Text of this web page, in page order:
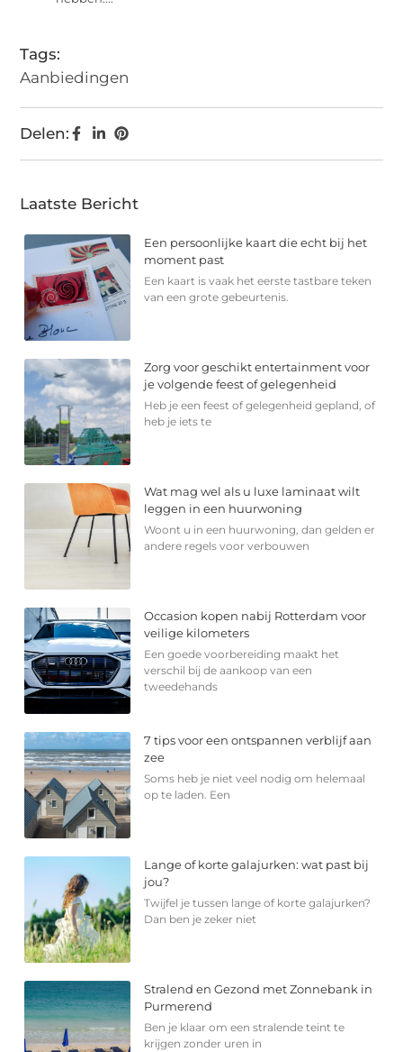
Tags:
Aanbiedingen
Delen:
Laatste Bericht
Een persoonlijke kaart die echt bij het
moment past
Een kaart is vaak het eerste tastbare teken
van een grote gebeurtenis.
Zorg voor geschikt entertainment voor
je volgende feest of gelegenheid
Heb je een feest of gelegenheid gepland, of
heb je iets te
Wat mag wel als u luxe laminaat wilt
leggen in een huurwoning
Woont u in een huurwoning, dan gelden er
andere regels voor verbouwen
Occasion kopen nabij Rotterdam voor
veilige kilometers
Een goede voorbereiding maakt het
verschil bij de aankoop van een
tweedehands
7 tips voor een ontspannen verblijf aan
zee
Soms heb je niet veel nodig om helemaal
op te laden. Een
Lange of korte galajurken: wat past bij
jou?
Twijfel je tussen lange of korte galajurken?
Dan ben je zeker niet
Stralend en Gezond met Zonnebank in
Purmerend
Ben je klaar om een stralende teint te
krijgen zonder uren in